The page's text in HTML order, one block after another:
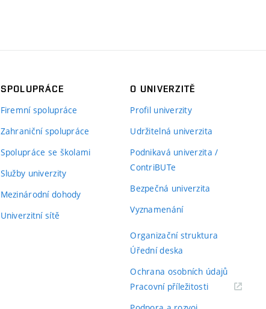
SPOLUPRÁCE
Firemní spolupráce
Zahraniční spolupráce
Spolupráce se školami
Služby univerzity
Mezinárodní dohody
Univerzitní sítě
O UNIVERZITĚ
Profil univerzity
Udržitelná univerzita
Podnikavá univerzita /
ContriBUTe
Bezpečná univerzita
Vyznamenání
Organizační struktura
Úřední deska
Ochrana osobních údajů
Pracovní příležitosti(externí